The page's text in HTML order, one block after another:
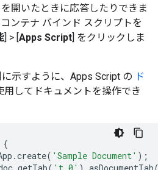
開いたときに応答したりできま
ンテナ バインド スクリプトを
] > [Apps Script] をクリックしま
示すように、Apps Script の ド
用してドキュメントを操作でき
{
.create( 'Sample Document' );